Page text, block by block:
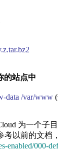
的站点中
data /var/www
为一个子
考以前的文档
enabled/000-